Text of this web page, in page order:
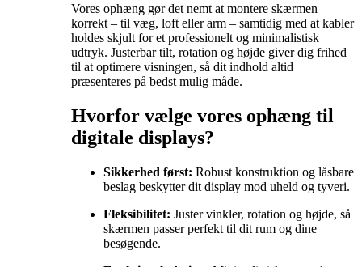
Vores ophæng gør det nemt at montere skærmen
korrekt – til væg, loft eller arm – samtidig med at kabler
holdes skjult for et professionelt og minimalistisk
udtryk. Justerbar tilt, rotation og højde giver dig frihed
til at optimere visningen, så dit indhold altid
præsenteres på bedst mulig måde.
Hvorfor vælge vores ophæng til
digitale displays?
Sikkerhed først: Robust konstruktion og låsbare
beslag beskytter dit display mod uheld og tyveri.
Fleksibilitet: Juster vinkler, rotation og højde, så
skærmen passer perfekt til dit rum og dine
besøgende.